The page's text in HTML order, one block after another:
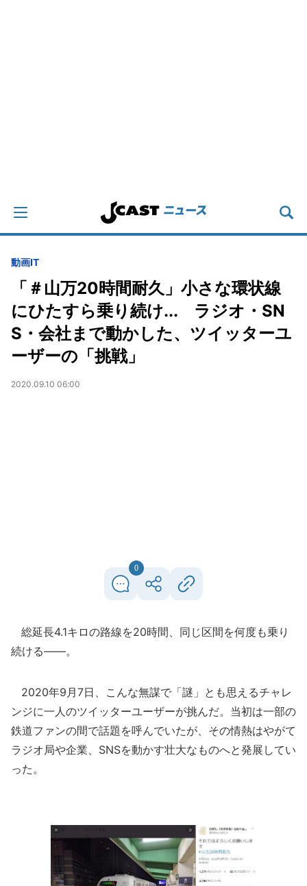
動画IT
「＃山万20時間耐久」小さな環状線
にひたすら乗り続け... ラジオ・SN
S・会社まで動かした、ツイッターユ
ーザーの「挑戦」
2020.09.10 06:00
0
総延長4.1キロの路線を20時間、同じ区間を何度も乗り
続ける――。
2020年9月7日、こんな無謀で「謎」とも思えるチャレ
ンジに一人のツイッターユーザーが挑んだ。当初は一部の
鉄道ファンの間で話題を呼んでいたが、その情熱はやがて
ラジオ局や企業、SNSを動かす壮大なものへと発展してい
った。